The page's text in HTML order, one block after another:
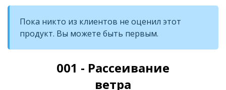
Пока никто из клиентов не оценил этот
продукт. Вы можете быть первым.
001 - Рассеивание
ветра